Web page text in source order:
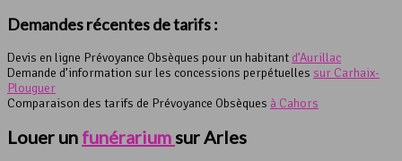
Demandes récentes de tarifs :
Devis en ligne Prévoyance Obsèques pour un habitant d’Aurillac
Demande d’information sur les concessions perpétuelles sur Carhaix-
Plouguer
Comparaison des tarifs de Prévoyance Obsèques à Cahors
Louer un funérarium sur Arles